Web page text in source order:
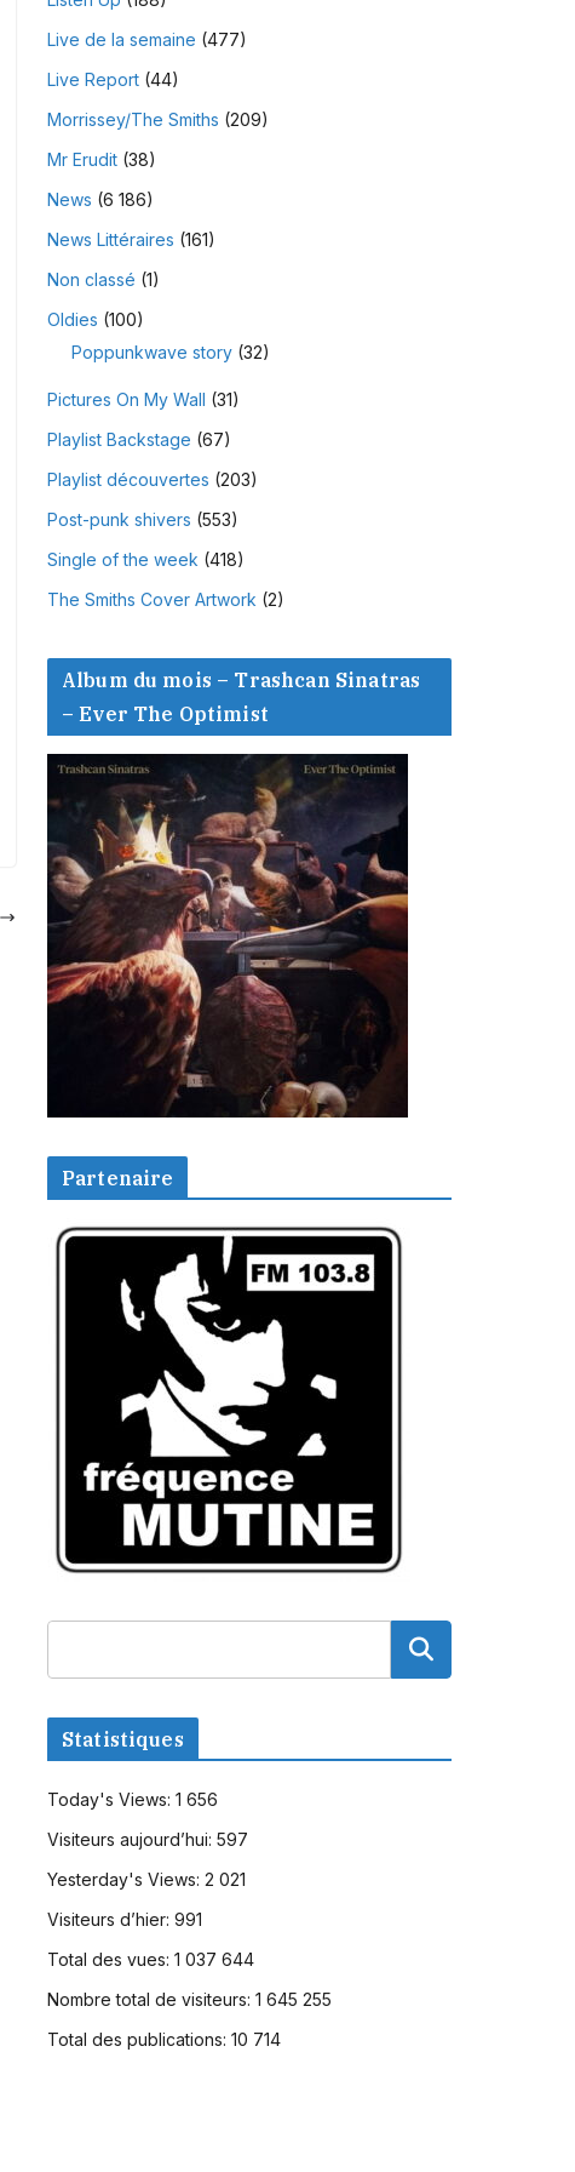
Live de la semaine (477)
Live Report(44)
Morrissey/The Smiths (209)
Mr Erudit(38)
News (6 186)
News Littéraires (161)
Non classé (1)
Oldies (100)
Poppunkwave story(32)
Pictures On My Wall (31)
Playlist Backstage (67)
Playlist découvertes (203)
Post-punk shivers (553)
Single of the week (418)
The Smiths Cover Artwork (2)
Album du mois – Trashcan Sinatras
– Ever The Optimist
Partenaire
Statistiques
Today's Views: 1 656
Visiteurs aujourd’hui: 597
Yesterday's Views: 2 021
Visiteurs d’hier: 991
Total des vues: 1 037 644
Nombre total de visiteurs: 1 645 255
Total des publications: 10 714